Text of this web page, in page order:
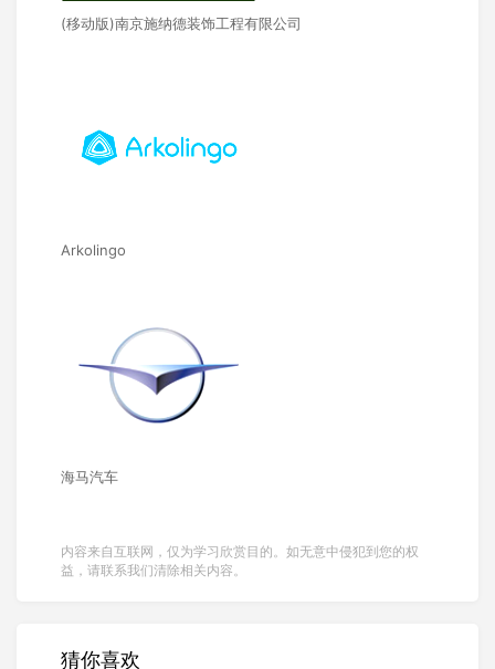
(移动版)南京施纳德装饰工程有限公司
Arkolingo
海马汽车
内容来自互联网，仅为学习欣赏目的。如无意中侵犯到您的权
益，请联系我们清除相关内容。
猜你喜欢